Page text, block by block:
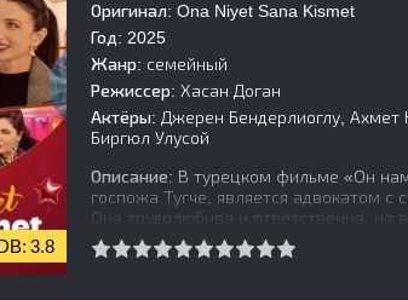
3.8
Оригинал: Ona Niyet Sana Kismet
Год: 2025
Жанр: семейный
Режиссер: Хасан Доган
Актёры: Джерен Бендерлиоглу, Ахмет
Биргюл Улусой
Описание: В турецком фильме «Он
госпожа Тугче, является адвокатом
Она трудолюбива и ответственна, но